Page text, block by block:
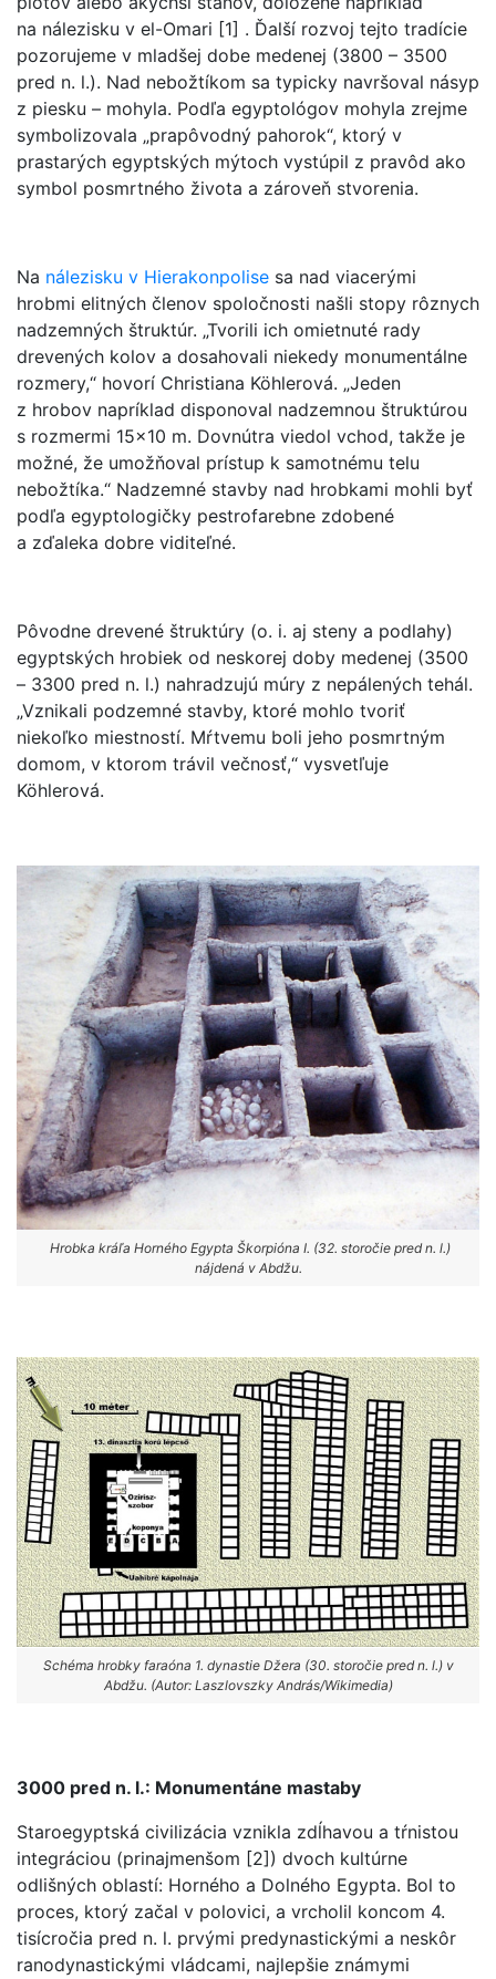
na nálezisku v el-Omari [1] . Ďalší rozvoj tejto tradície
pozorujeme v mladšej dobe medenej (3800 – 3500
pred n. l.). Nad nebožtíkom sa typicky navršoval násyp
z piesku – mohyla. Podľa egyptológov mohyla zrejme
symbolizovala „prapôvodný pahorok“, ktorý v
prastarých egyptských mýtoch vystúpil z pravôd ako
symbol posmrtného života a zároveň stvorenia.
Na nálezisku v Hierakonpolise sa nad viacerými
hrobmi elitných členov spoločnosti našli stopy rôznych
nadzemných štruktúr. „Tvorili ich omietnuté rady
drevených kolov a dosahovali niekedy monumentálne
rozmery,“ hovorí Christiana Köhlerová. „Jeden
z hrobov napríklad disponoval nadzemnou štruktúrou
s rozmermi 15x10 m. Dovnútra viedol vchod, takže je
možné, že umožňoval prístup k samotnému telu
nebožtíka.“ Nadzemné stavby nad hrobkami mohli byť
podľa egyptologičky pestrofarebne zdobené
a zďaleka dobre viditeľné.
Pôvodne drevené štruktúry (o. i. aj steny a podlahy)
egyptských hrobiek od neskorej doby medenej (3500
– 3300 pred n. l.) nahradzujú múry z nepálených tehál.
„Vznikali podzemné stavby, ktoré mohlo tvoriť
niekoľko miestností. Mŕtvemu boli jeho posmrtným
domom, v ktorom trávil večnosť,“ vysvetľuje
Köhlerová.
Hrobka kráľa Horného Egypta Škorpióna I. (32. storočie pred n. l.)
nájdená v Abdžu.
Schéma hrobky faraóna 1. dynastie Džera (30. storočie pred n. l.) v
Abdžu. (Autor: Laszlovszky András/Wikimedia)
3000 pred n. l.: Monumentáne mastaby
Staroegyptská civilizácia vznikla zdĺhavou a tŕnistou
integráciou (prinajmenšom [2]) dvoch kultúrne
odlišných oblastí: Horného a Dolného Egypta. Bol to
proces, ktorý začal v polovici, a vrcholil koncom 4.
tisícročia pred n. l. prvými predynastickými a neskôr
ranodynastickými vládcami, najlepšie známymi